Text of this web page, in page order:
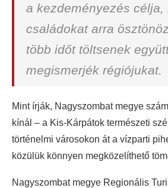
a kezdeményezés célja,
családokat arra
több időt töltsenek
megismerjék régiójukat.
Mint írják, Nagyszombat megye
kínál – a Kis-Kárpátok természeti
történelmi városokon át a vízparti
közülük könnyen megközelíthető
Nagyszombat megye Regionális